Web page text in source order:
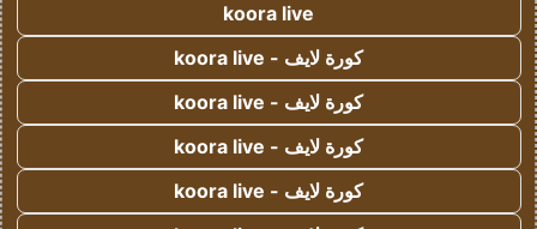
koora live
كورة لايف - koora live
كورة لايف - koora live
كورة لايف - koora live
كورة لايف - koora live